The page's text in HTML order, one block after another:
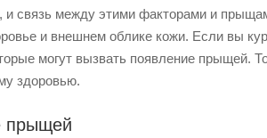
и связь между этими факторами и
и внешнем облике кожи. Если вы
могут вызвать появление прыщей.
здоровью.
прыщей